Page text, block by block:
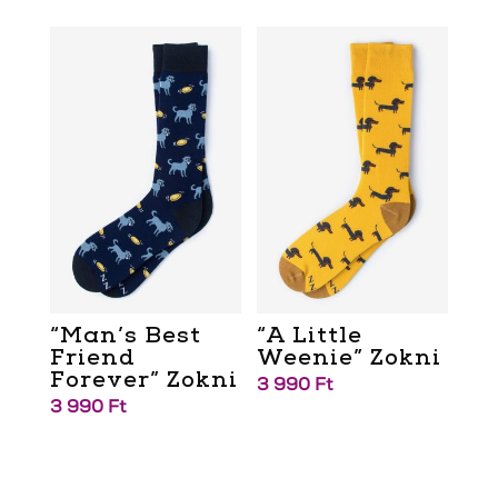
“Man’s Best
Friend
Forever” Zokni
3 990 Ft
“A Little
Weenie” Zokni
3 990 Ft